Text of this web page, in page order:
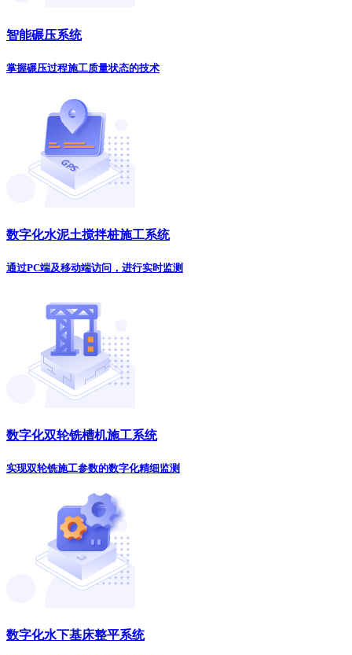
智能碾压系统
掌握碾压过程施工质量状态的技术
数字化水泥土搅拌桩施工系统
通过PC端及移动端访问，进行实时监测
数字化双轮铣槽机施工系统
实现双轮铣施工参数的数字化精细监测
数字化水下基床整平系统